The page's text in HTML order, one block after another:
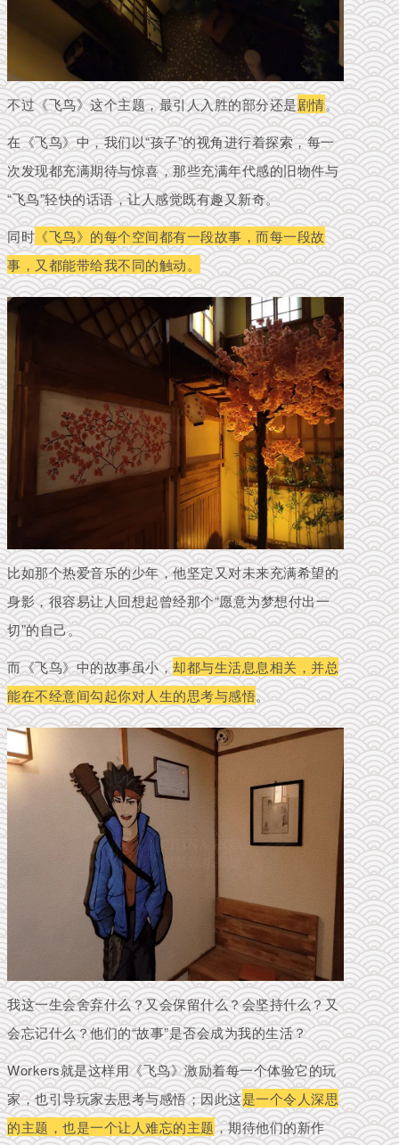
不过《飞鸟》这个主题，最引人入胜的部分还是剧情。
在《飞鸟》中，我们以“孩子”的视角进行着探索，每一
次发现都充满期待与惊喜，那些充满年代感的旧物件与
“飞鸟”轻快的话语，让人感觉既有趣又新奇。
同时 《飞鸟》的每个空间都有一段故事，而每一段故
事，又都能带给我不同的触动。
比如那个热爱音乐的少年，他坚定又对未来充满希望的
身影，很容易让人回想起曾经那个“愿意为梦想付出一
切”的自己。
而《飞鸟》中的故事虽小，却都与生活息息相关，并总
能在不经意间勾起你对人生的思考与感悟。
我这一生会舍弃什么？又会保留什么？会坚持什么？又
会忘记什么？他们的“故事”是否会成为我的生活？
Workers就是这样用《飞鸟》激励着每一个体验它的玩
家，也引导玩家去思考与感悟；因此这是一个令人深思
的主题，也是一个让人难忘的主题，期待他们的新作